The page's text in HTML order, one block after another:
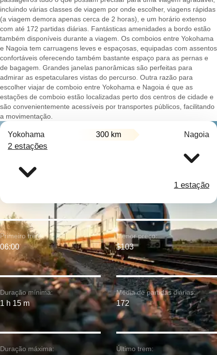
incluindo várias classes de viagem por onde escolher, viagens rápidas
(a viagem demora apenas cerca de 2 horas), e um horário extenso
com até 172 partidas diárias. Fantásticas amenidades a bordo estão
também disponíveis durante a viagem. Os comboios entre Yokohama
e Nagoia tem carruagens leves e espaçosas, equipadas com assentos
confortáveis oferecendo também bastante espaço para as pernas e
de bagagem. Grandes janelas panorâmicas são perfeitas para
admirar as espetaculares vistas do percurso. Outra razão para
escolher viajar de comboio entre Yokohama e Nagoia é que as
estações de comboio estão localizadas perto dos centros de cidade e
são convenientemente acessíveis por transportes públicos, facilitando
a movimentação.
Yokohama 300 km Nagoia
2 estações
1 estação
Duração mínima:
1 h 15 m
Primeiro trem:
06:00
Duração máxima:
Menor preço:
$103
Média de partidas diárias:
172
Último trem: